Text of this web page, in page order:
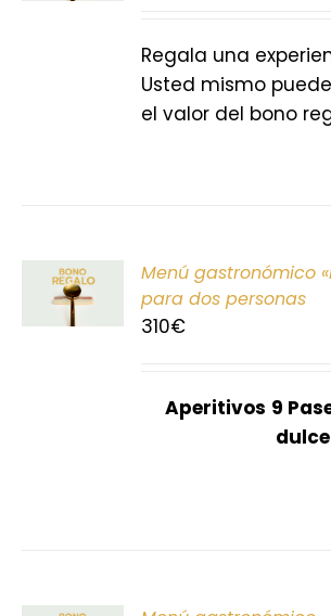
Regala una
Usted mismo
el valor del bono
Menú gastronómico
para dos personas
310€
Aperitivos 9
dulce